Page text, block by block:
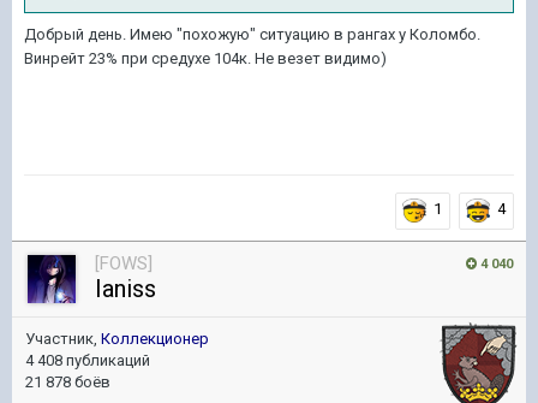
Добрый день. Имею "похожую" ситуацию в рангах у Коломбо.
Винрейт 23% при средухе 104к. Не везет видимо)
1 4
4 040
[FOWS]
Ianiss
Участник, Коллекционер
4 408 публикаций
21 878 боёв